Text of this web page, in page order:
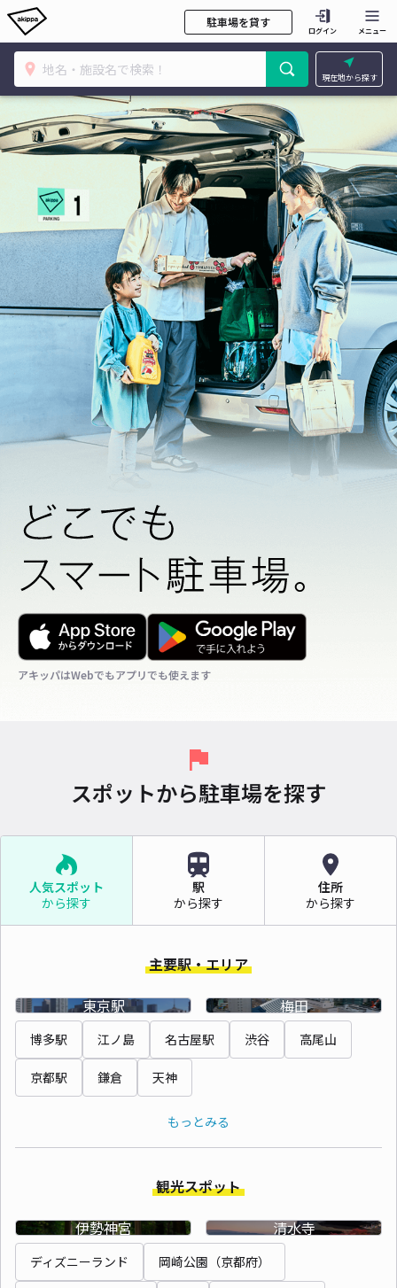
駐車場を貸す
ログイン メニュー
現在地から探す
アキッパはWebでもアプリでも使えます
アキッパはWebでもアプリでも使えます
アキッパはWebでもアプリでも使えます
スポットから駐車場を探す
人気スポット
から探す
駅
から探す
住所
から探す
主要駅・エリア
東京駅
梅田
博多駅 江ノ島 名古屋駅 渋谷 高尾山
京都駅 鎌倉 天神
もっとみる
観光スポット
伊勢神宮
清水寺
ディズニーランド 岡崎公園（京都府）